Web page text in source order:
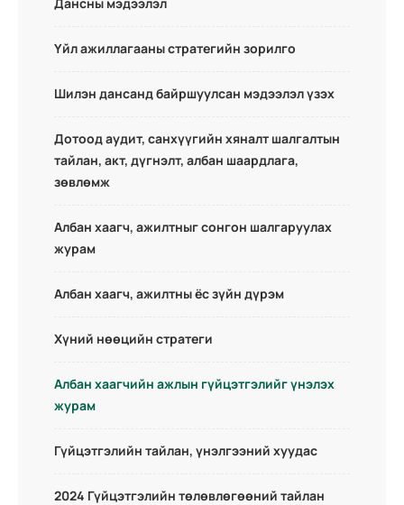
Үйл ажиллагааны стратегийн зорилго
Шилэн дансанд байршуулсан мэдээлэл үзэх
Дотоод аудит, санхүүгийн хяналт шалгалтын
тайлан, акт, дүгнэлт, албан шаардлага,
зөвлөмж
Албан хаагч, ажилтныг сонгон шалгаруулах
журам
Албан хаагч, ажилтны ёс зүйн дүрэм
Хүний нөөцийн стратеги
Албан хаагчийн ажлын гүйцэтгэлийг үнэлэх
журам
Гүйцэтгэлийн тайлан, үнэлгээний хуудас
2024 Гүйцэтгэлийн төлөвлөгөөний тайлан